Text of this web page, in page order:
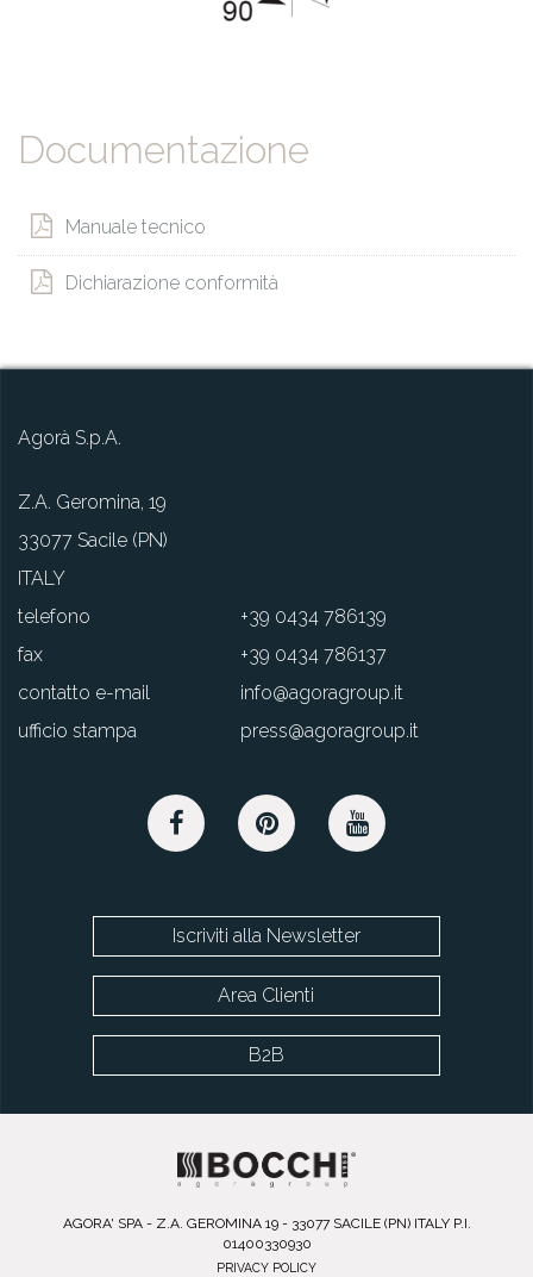
Documentazione
Manuale tecnico
Dichiarazione conformità
Agorà S.p.A.
Z.A. Geromina, 19
33077 Sacile (PN)
ITALY
telefono
fax
contatto e-mail
ufficio stampa
+39 0434 786139
+39 0434 786137
info@agoragroup.it
press@agoragroup.it
Iscriviti alla Newsletter
Area Clienti
B2B
AGORA' SPA - Z.A. GEROMINA 19 - 33077 SACILE (PN) ITALY P.I.
01400330930
PRIVACY POLICY